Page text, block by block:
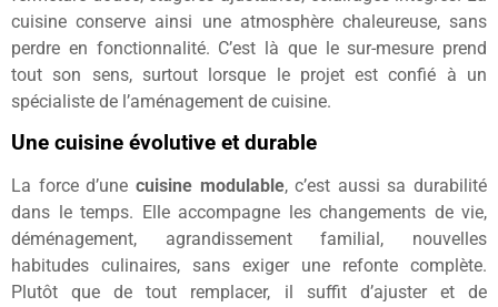
cuisine conserve ainsi une atmosphère chaleureuse, sans
perdre en fonctionnalité. C’est là que le sur-mesure prend
tout son sens, surtout lorsque le projet est confié à un
spécialiste de l’aménagement de cuisine.
Une cuisine évolutive et durable
La force d’une cuisine modulable, c’est aussi sa durabilité
dans le temps. Elle accompagne les changements de vie,
déménagement, agrandissement familial, nouvelles
habitudes culinaires, sans exiger une refonte complète.
Plutôt que de tout remplacer, il suffit d’ajuster et de